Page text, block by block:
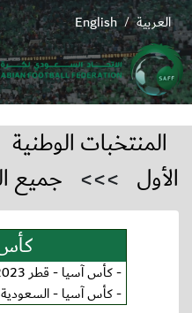
English / العربية
المنتخبات الوطنية
الأول >>> جميع
-كأس آسيا - قطر 2023
-كأس آسيا - السعودية 2027